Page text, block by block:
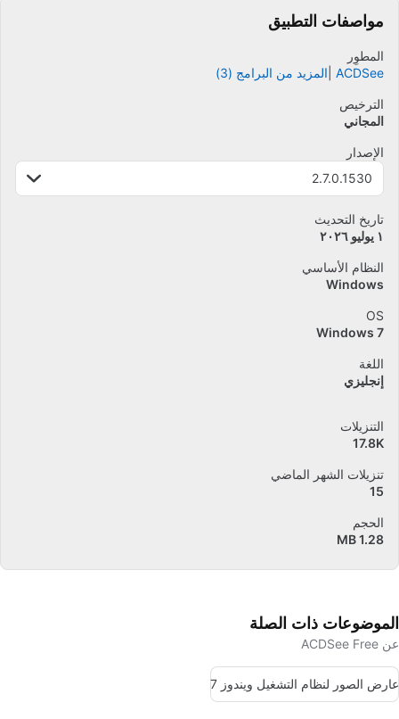
مواصفات التطبيق
المطوِر
ACDSee المزيد من البرامج (3)
الترخيص
المجاني
الإصدار
2.7.0.1530
تاريخ التحديث
١ يوليو ٢٠٢٦
النظام الأساسي
Windows
OS
Windows 7
اللغة
إنجليزي
التنزيلات
17.8K
تنزيلات الشهر الماضي
15
الحجم
1.28 MB
الموضوعات ذات الصلة
عن ACDSee Free
عارض الصور لنظام التشغيل ويندوز 7